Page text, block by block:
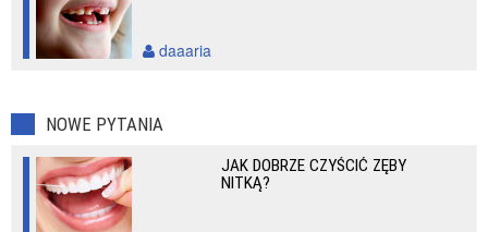
daaaria
NOWE PYTANIA
JAK DOBRZE CZYŚCIĆ ZĘBY
NITKĄ?